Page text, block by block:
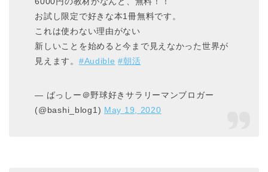
お試し限定で好きな本1冊無料です。
これは使わない理由がない
新しいことを始めると今まで見えなかった世界が
見えます。 #Audible #朝活
— ばっしー＠野球好きサラリーマンブロガー
(@bashi_blog1) May 19, 2020